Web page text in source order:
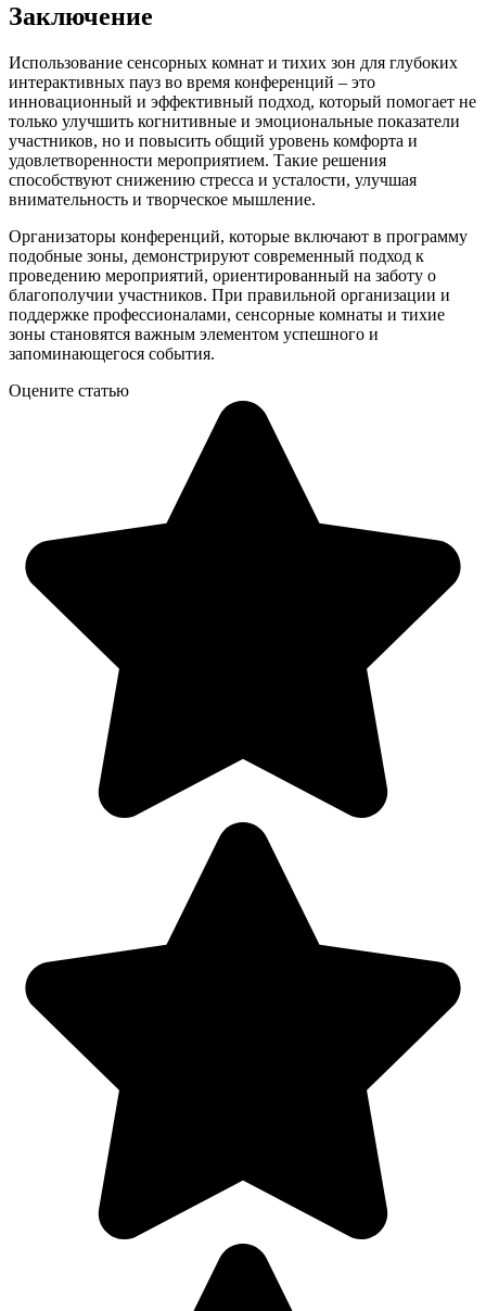
Заключение
Использование сенсорных комнат и тихих зон для глубоких
интерактивных пауз во время конференций – это
инновационный и эффективный подход, который помогает не
только улучшить когнитивные и эмоциональные показатели
участников, но и повысить общий уровень комфорта и
удовлетворенности мероприятием. Такие решения
способствуют снижению стресса и усталости, улучшая
внимательность и творческое мышление.
Организаторы конференций, которые включают в программу
подобные зоны, демонстрируют современный подход к
проведению мероприятий, ориентированный на заботу о
благополучии участников. При правильной организации и
поддержке профессионалами, сенсорные комнаты и тихие
зоны становятся важным элементом успешного и
запоминающегося события.
Оцените статью